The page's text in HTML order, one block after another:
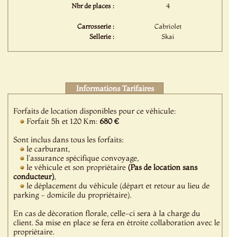
Nbr de places :
4
Carrosserie :
Cabriolet
Sellerie :
Skai
Informations Tarifaires
Forfaits de location disponibles pour ce véhicule:
Forfait 5h et 120 Km:680 €
Sont inclus dans tous les forfaits:
le carburant,
l'assurance spécifique convoyage,
le véhicule et son propriétaire (Pas de location sans
conducteur),
le déplacement du véhicule (départ et retour au lieu de
parking - domicile du propriétaire).
En cas de décoration florale, celle-ci sera à la charge du
client. Sa mise en place se fera en étroite collaboration avec le
propriétaire.